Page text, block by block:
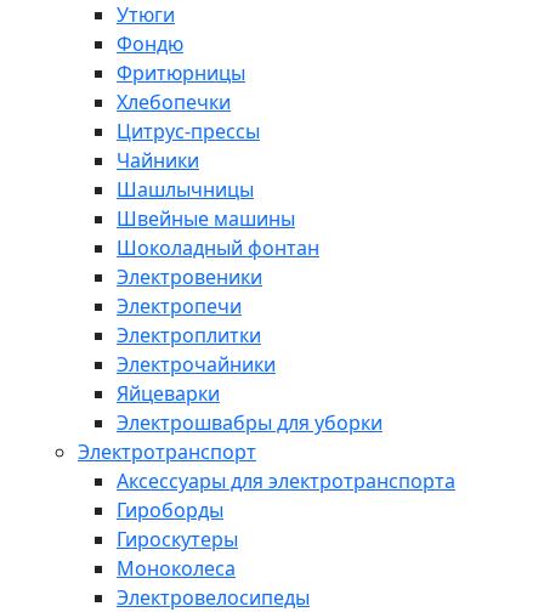
Утюги
Фондю
Фритюрницы
Хлебопечки
Цитрус-прессы
Чайники
Шашлычницы
Швейные машины
Шоколадный фонтан
Электровеники
Электропечи
Электроплитки
Электрочайники
Яйцеварки
Электрошвабры для уборки
Электротранспорт
Аксессуары для электротранспорта
Гироборды
Гироскутеры
Моноколеса
Электровелосипеды